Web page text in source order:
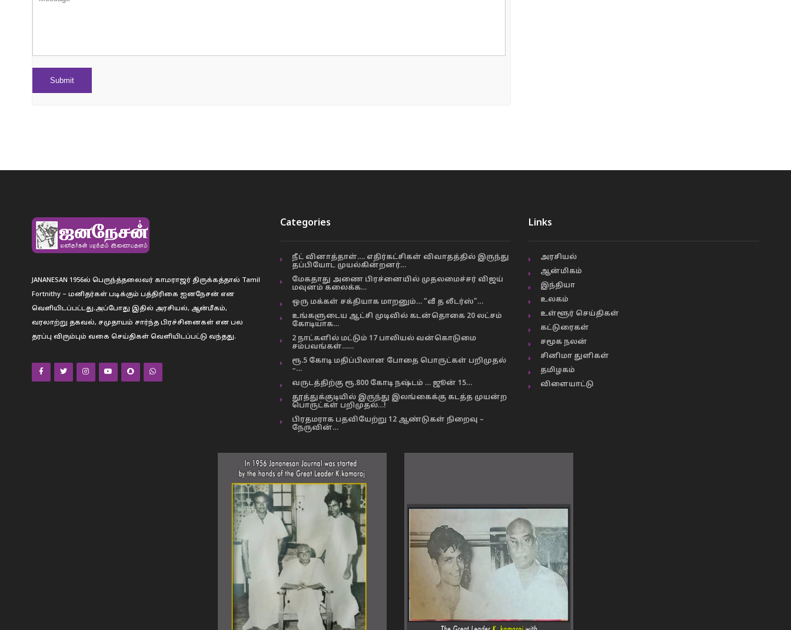
JANANESAN 1956ல் பெருந்த்தலைவர் காமராஜர் திருக்கத்தால் Tamil
Fortnithy – மனிதர்கள் படிக்கும் பத்திரிகை ஐனநேசன் என
வெளியிடப்பட்டது.அப்போது இதில் அரசியல், ஆன்மீகம்,
வரலாற்று தகவல், சமுதாயம் சார்ந்த பிரச்சினைகள் என பல
தரப்பு விரும்பும் வகை செய்திகள் வெளியிடப்பட்டு வந்தது.
Categories
நீட் வினாத்தாள்…. எதிர்கட்சிகள் விவாதத்தில் இருந்து
தப்பியோட முயல்கின்றனர்…
மேகதாது அணை பிரச்னையில் முதலமைச்சர் விஜய்
மவுனம் கலைக்க…
ஒரு மக்கள் சக்தியாக மாறனும்… “வீ த லீடர்ஸ்”…
உங்களுடைய ஆட்சி முடிவில் கடன்தொகை 20 லட்சம்
கோடியாக…
2 நாட்களில் மட்டும் 17 பாலியல் வன்கொடுமை
சம்பவங்கள்……
ரூ.5 கோடி மதிப்பிலான போதை பொருட்கள் பறிமுதல்
–…
வருடத்திற்கு ரூ.800 கோடி நஷ்டம் … ஜூன் 15…
தூத்துக்குடியில் இருந்து இலங்கைக்கு கடத்த முயன்ற
பொருட்கள் பறிமுதல்…!
பிரதமராக பதவியேற்று 12 ஆண்டுகள் நிறைவு –
நேருவின்…
Links
அரசியல்
ஆன்மிகம்
இந்தியா
உலகம்
உள்ளூர் செய்திகள்
கட்டுரைகள்
சமூக நலன்
சினிமா துளிகள்
தமிழகம்
விளையாட்டு